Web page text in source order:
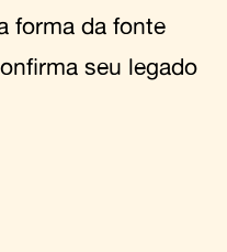
forma da fonte
seu legado